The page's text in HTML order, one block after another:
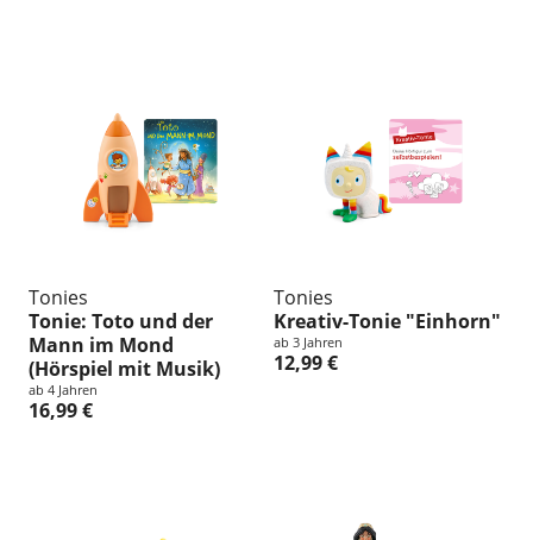
Tonies
Tonie: Toto und der
Mann im Mond
(Hörspiel mit Musik)
ab 4 Jahren
16,99 €
Tonies
Kreativ-Tonie "Einhorn"
ab 3 Jahren
12,99 €